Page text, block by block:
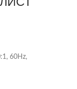
60Hz,